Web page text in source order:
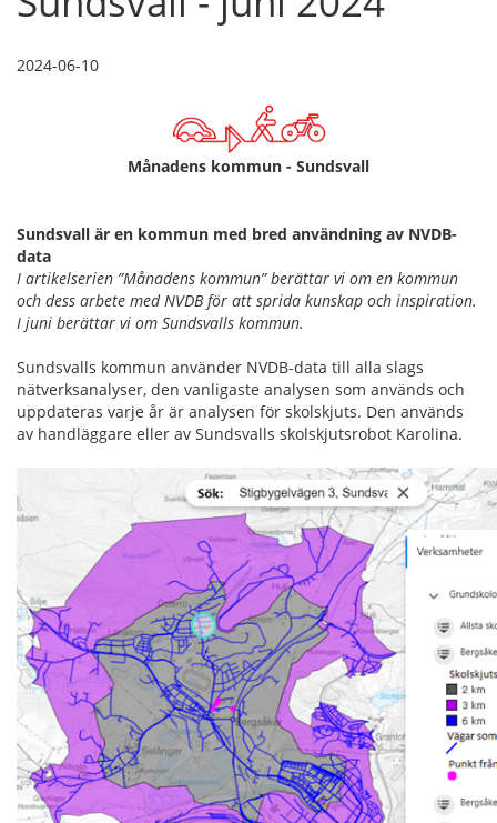
2024-06-10
Månadens kommun - Sundsvall
Sundsvall är en kommun med bred användning av NVDB-
data
I artikelserien ”Månadens kommun” berättar vi om en kommun
och dess arbete med NVDB för att sprida kunskap och inspiration.
I juni berättar vi om Sundsvalls kommun.
Sundsvalls kommun använder NVDB-data till alla slags
nätverksanalyser, den vanligaste analysen som används och
uppdateras varje år är analysen för skolskjuts. Den används
av handläggare eller av Sundsvalls skolskjutsrobot Karolina.